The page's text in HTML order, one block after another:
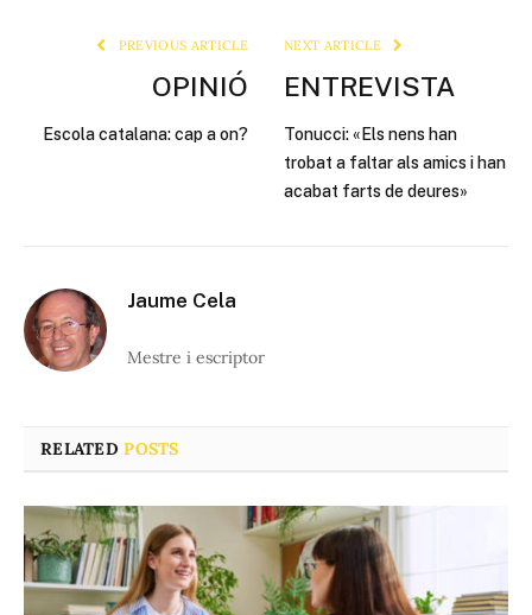
PREVIOUS ARTICLE
OPINIÓ
Escola catalana: cap a on?
NEXT ARTICLE
ENTREVISTA
Tonucci: «Els nens han
trobat a faltar als amics i han
acabat farts de deures»
Jaume Cela
Mestre i escriptor
RELATEDPOSTS